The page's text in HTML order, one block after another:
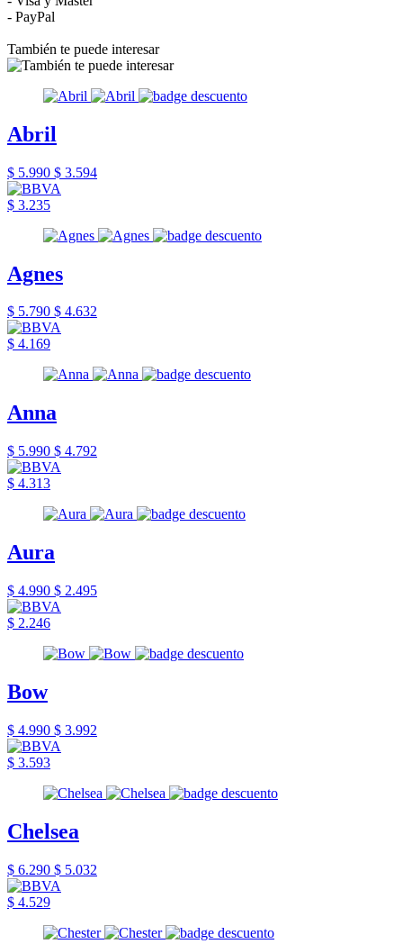
- PayPal
También te puede interesar
Abril
$ 5.990 $ 3.594
$ 3.235
Agnes
$ 5.790 $ 4.632
$ 4.169
Anna
$ 5.990 $ 4.792
$ 4.313
Aura
$ 4.990 $ 2.495
$ 2.246
Bow
$ 4.990 $ 3.992
$ 3.593
Chelsea
$ 6.290 $ 5.032
$ 4.529